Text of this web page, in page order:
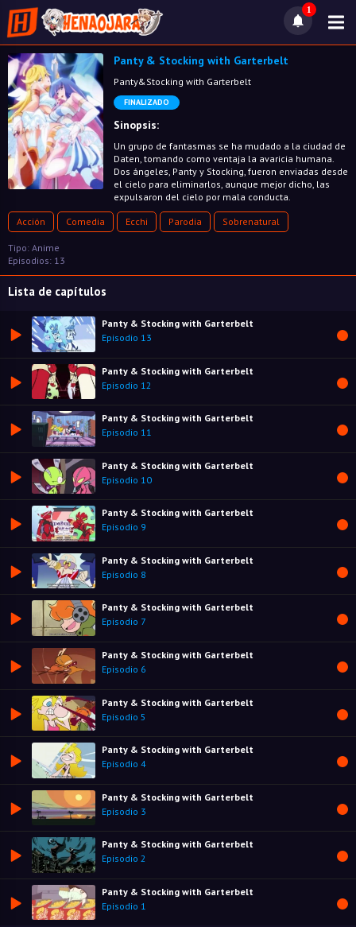
1
Panty & Stocking with Garterbelt
Panty&Stocking with Garterbelt
FINALIZADO
Sinopsis:
Un grupo de fantasmas se ha mudado a la ciudad de
Daten, tomando como ventaja la avaricia humana.
Dos ángeles, Panty y Stocking, fueron enviadas desde
el cielo para eliminarlos, aunque mejor dicho, las
expulsaron del cielo por mala conducta.
Acción Comedia Ecchi Parodia Sobrenatural
Tipo: Anime
Episodios: 13
Lista de capítulos
Panty & Stocking with Garterbelt
Episodio 13
Panty & Stocking with Garterbelt
Episodio 12
Panty & Stocking with Garterbelt
Episodio 11
Panty & Stocking with Garterbelt
Episodio 10
Panty & Stocking with Garterbelt
Episodio 9
Panty & Stocking with Garterbelt
Episodio 8
Panty & Stocking with Garterbelt
Episodio 7
Panty & Stocking with Garterbelt
Episodio 6
Panty & Stocking with Garterbelt
Episodio 5
Panty & Stocking with Garterbelt
Episodio 4
Panty & Stocking with Garterbelt
Episodio 3
Panty & Stocking with Garterbelt
Episodio 2
Panty & Stocking with Garterbelt
Episodio 1